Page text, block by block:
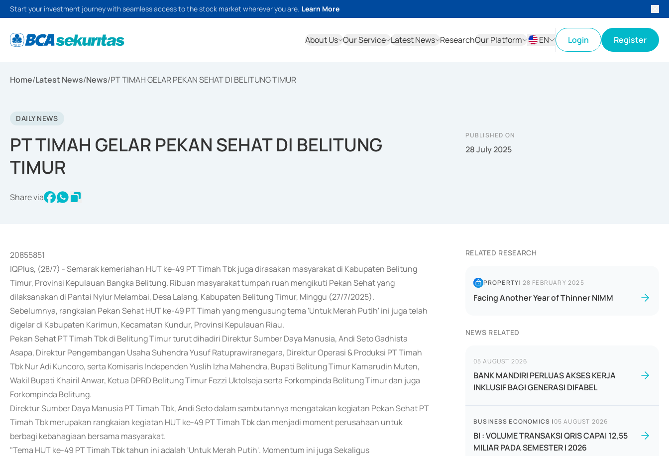
Start your investment journey with seamless access to the stock market wherever you are. Learn More
About Us Our Service Latest News ResearchOur Platform
EN
Login Register
Home/Latest News/News/PT TIMAH GELAR PEKAN SEHAT DI BELITUNG TIMUR
DAILY NEWS
PT TIMAH GELAR PEKAN SEHAT DI BELITUNG
TIMUR
Share via
PUBLISHED ON
28 July 2025
20855851
IQPlus, (28/7) - Semarak kemeriahan HUT ke-49 PT Timah Tbk juga dirasakan masyarakat di Kabupaten Belitung
Timur, Provinsi Kepulauan Bangka Belitung. Ribuan masyarakat tumpah ruah mengikuti Pekan Sehat yang
dilaksanakan di Pantai Nyiur Melambai, Desa Lalang, Kabupaten Belitung Timur, Minggu (27/7/2025).
Sebelumnya, rangkaian Pekan Sehat HUT ke-49 PT Timah yang mengusung tema 'Untuk Merah Putih' ini juga telah
digelar di Kabupaten Karimun, Kecamatan Kundur, Provinsi Kepulauan Riau.
Pekan Sehat PT Timah Tbk di Belitung Timur turut dihadiri Direktur Sumber Daya Manusia, Andi Seto Gadhista
Asapa, Direktur Pengembangan Usaha Suhendra Yusuf Ratuprawiranegara, Direktur Operasi & Produksi PT Timah
Tbk Nur Adi Kuncoro, serta Komisaris Independen Yuslih Izha Mahendra, Bupati Belitung Timur Kamarudin Muten,
Wakil Bupati Khairil Anwar, Ketua DPRD Belitung Timur Fezzi Uktolseja serta Forkompinda Belitung Timur dan juga
Forkompinda Belitung.
Direktur Sumber Daya Manusia PT Timah Tbk, Andi Seto dalam sambutannya mengatakan kegiatan Pekan Sehat PT
Timah Tbk merupakan rangkaian kegiatan HUT ke-49 PT Timah Tbk dan menjadi moment perusahaan untuk
berbagi kebahagiaan bersama masyarakat.
"Tema HUT ke-49 PT Timah Tbk tahun ini adalah 'Untuk Merah Putih'. Momentum ini juga Sekaligus
RELATED RESEARCH
PROPERTY| 28 FEBRUARY 2025
Facing Another Year of Thinner NIMM
NEWS RELATED
05 AUGUST 2026
BANK MANDIRI PERLUAS AKSES KERJA
INKLUSIF BAGI GENERASI DIFABEL
BUSINESS ECONOMICS |05 AUGUST 2026
BI : VOLUME TRANSAKSI QRIS CAPAI 12,55
MILIAR PADA SEMESTER I 2026